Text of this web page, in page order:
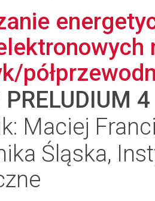
PRELUDIUM 4
Maciej
Śląska,